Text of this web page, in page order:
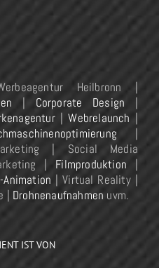
Heilbronn |
| Corporate Design |
|Webrelaunch |
|
| Social Media
| Filmproduktion |
Animation | Virtual Reality |
| Drohnenaufnahmen uvm.
IST VON